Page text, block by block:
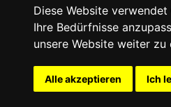
Diese Website
Ihre Bedürfnisse
unsere Website weiter zu
Alle akzeptieren Ich